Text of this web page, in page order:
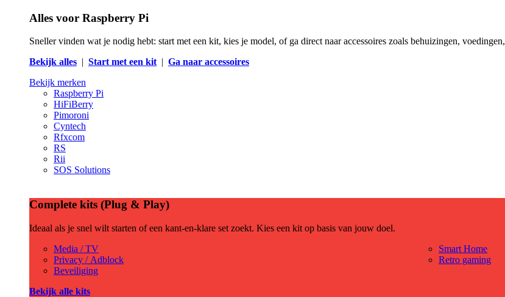
Alles voor Raspberry Pi
Sneller vinden wat je nodig hebt: start met een kit, kies je model, of ga direct naar accessoires zoals behuizingen,
Bekijk alles | Start met een kit| Ga naar accessoires
Bekijk merken
Raspberry Pi
HiFiBerry
Pimoroni
Cyntech
Rfxcom
RS
Rii
SOS Solutions
Complete kits (Plug & Play)
Ideaal als je snel wilt starten of een kant-en-klare set zoekt. Kies een kit op basis van jouw doel.
Media / TV
Privacy / Adblock
Beveiliging
Smart Home
Retro gaming
Bekijk alle kits